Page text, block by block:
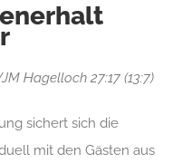
Hagelloch 27:17 (13:7)
sichert sich die
mit den Gästen aus